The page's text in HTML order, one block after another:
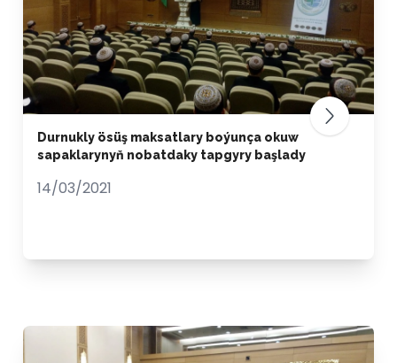
Durnukly ösüş maksatlary boýunça okuw
sapaklarynyň nobatdaky tapgyry başlady
14/03/2021